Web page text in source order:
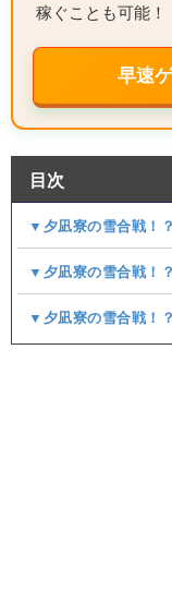
稼ぐことも可能！
早速
目次
▼夕凪寮の雪合戦！
▼夕凪寮の雪合戦！
▼夕凪寮の雪合戦！